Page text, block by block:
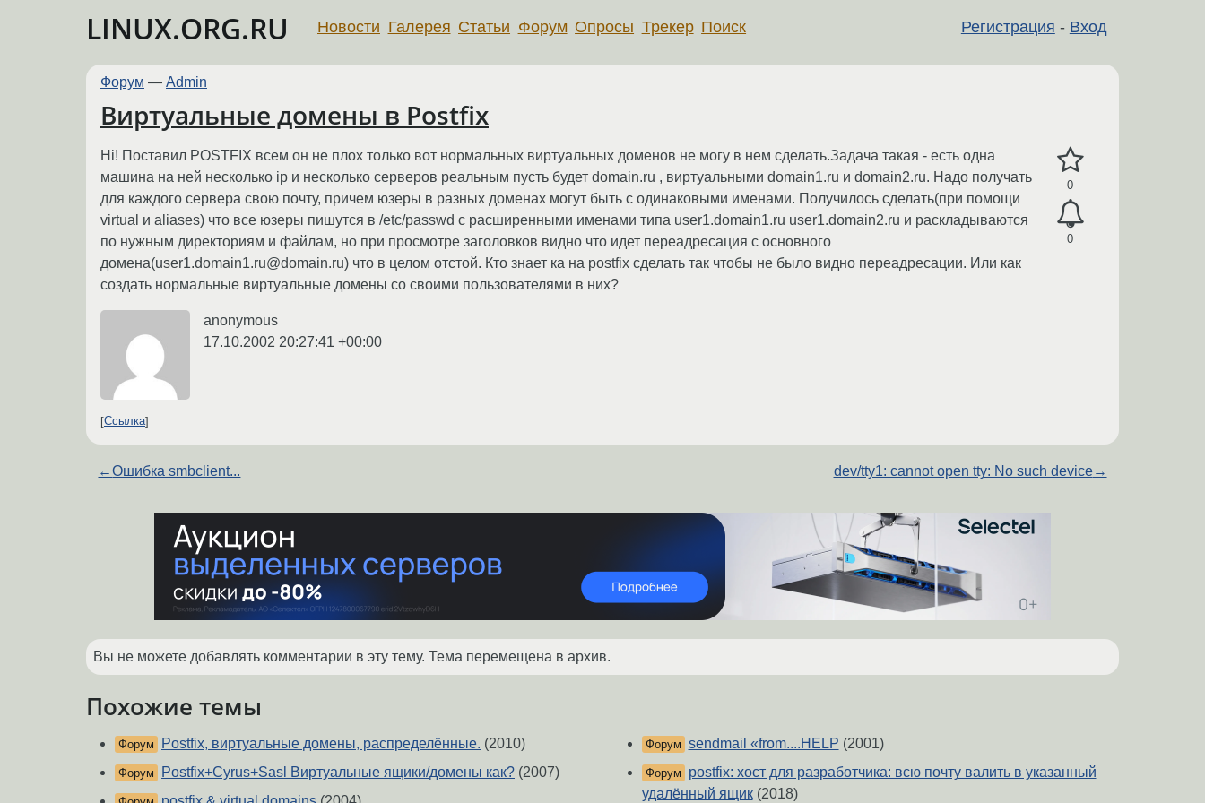
LINUX.ORG.RU Регистрация - Вход
Новости Галерея Статьи Форум Опросы Трекер Поиск
Форум — Admin
Виртуальные домены в Postfix
0
0
Hi! Поставил POSTFIX всем он не плох только вот нормальных виртуальных доменов не могу в нем сделать.Задача такая - есть одна
машина на ней несколько ip и несколько серверов реальным пусть будет domain.ru , виртуальными domain1.ru и domain2.ru. Надо получать
для каждого сервера свою почту, причем юзеры в разных доменах могут быть с одинаковыми именами. Получилось сделать(при помощи
virtual и aliases) что все юзеры пишутся в /etc/passwd с расширенными именами типа user1.domain1.ru user1.domain2.ru и раскладываются
по нужным директориям и файлам, но при просмотре заголовков видно что идет переадресация с основного
домена(user1.domain1.ru@domain.ru) что в целом отстой. Кто знает ка на postfix сделать так чтобы не было видно переадресации. Или как
создать нормальные виртуальные домены со своими пользователями в них?
anonymous
17.10.2002 20:27:41 +00:00
Ссылка
←Ошибка smbclient... dev/tty1: cannot open tty: No such device→
Вы не можете добавлять комментарии в эту тему. Тема перемещена в архив.
Похожие темы
Форум Postfix, виртуальные домены, распределённые. (2010)
Форум Postfix+Cyrus+Sasl Виртуальные ящики/домены как? (2007)
Форум sendmail «from....HELP (2001)
Форум
postfix: хост для разработчика: всю почту валить в указанный
удалённый ящик(2018)